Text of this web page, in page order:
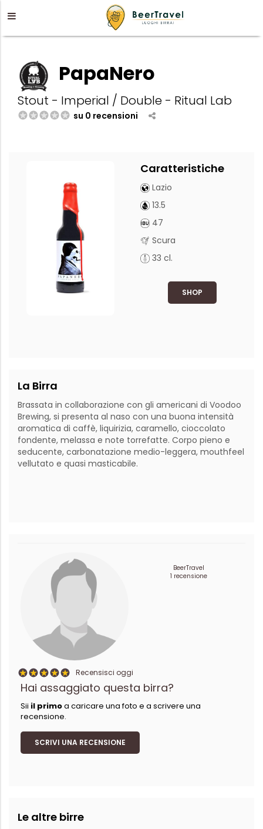
PapaNero
Stout - Imperial / Double - Ritual Lab
su 0 recensioni
Caratteristiche
Lazio
13.5
47
Scura
33 cl.
SHOP
La Birra
Brassata in collaborazione con gli americani di Voodoo
Brewing, si presenta al naso con una buona intensità
aromatica di caffè, liquirizia, caramello, cioccolato
fondente, melassa e note torrefatte. Corpo pieno e
seducente, carbonatazione medio-leggera, mouthfeel
vellutato e quasi masticabile.
BeerTravel
1 recensione
Recensisci oggi
Hai assaggiato questa birra?
Sii il primoa caricare una foto e a scrivere una
recensione.
SCRIVI UNA RECENSIONE
Le altre birre